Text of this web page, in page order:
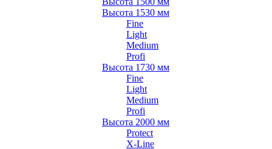
Высота 1530 мм
Fine
Light
Medium
Profi
Высота 1730 мм
Fine
Light
Medium
Profi
Высота 2000 мм
Protect
X-Line